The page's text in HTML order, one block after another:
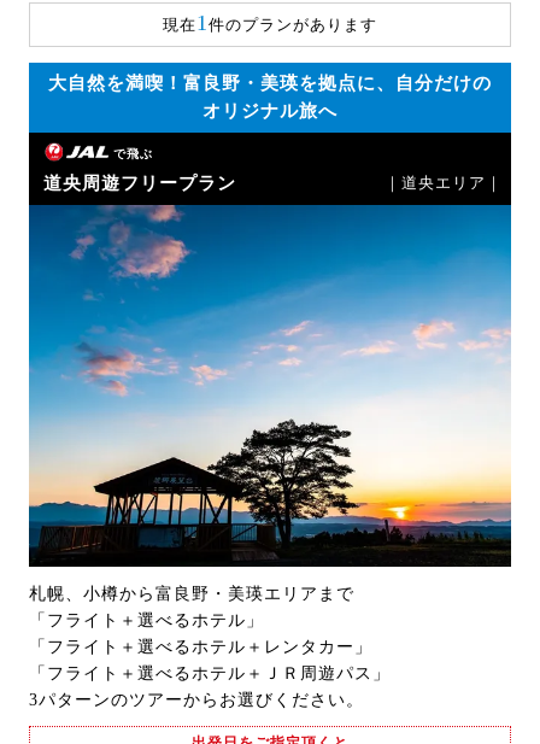
現在1 件のプランがあります
大自然を満喫！富良野・美瑛を拠点に、自分だけの
オリジナル旅へ
で飛ぶ
道央周遊フリープラン ｜道央エリア｜
札幌、小樽から富良野・美瑛エリアまで
「フライト＋選べるホテル」
「フライト＋選べるホテル＋レンタカー」
「フライト＋選べるホテル＋ＪＲ周遊パス」
3パターンのツアーからお選びください。